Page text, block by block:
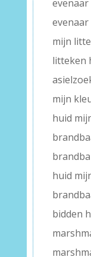
mijn
litteken
mijn
huid
huid
bidden